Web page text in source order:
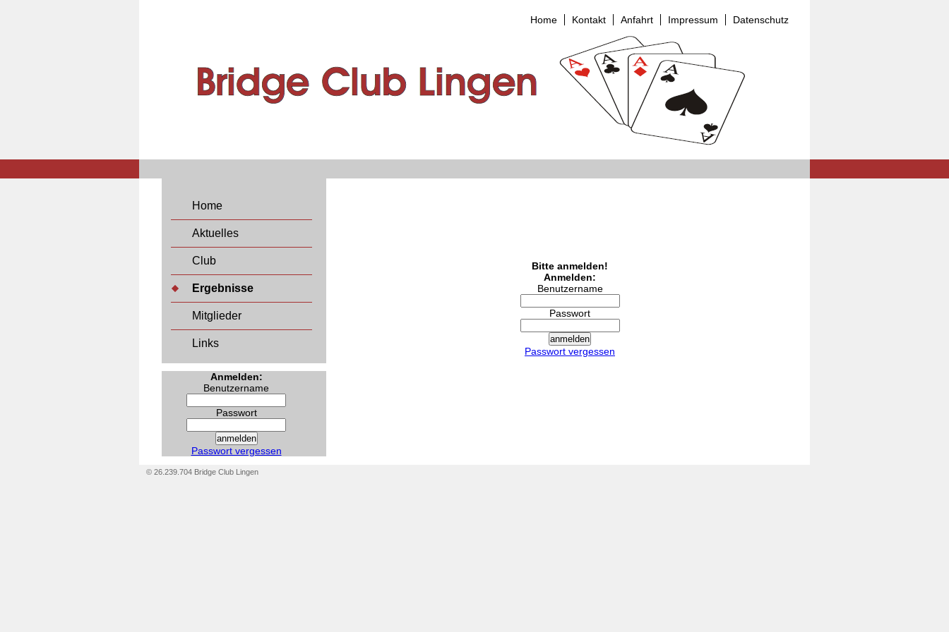
Home Kontakt Anfahrt Impressum Datenschutz
Home
Aktuelles
Club
Ergebnisse
Mitglieder
Links
Anmelden:
Benutzername
Passwort
Passwort vergessen
Bitte anmelden!
Anmelden:
Benutzername
Passwort
Passwort vergessen
© 26.239.704 Bridge Club Lingen